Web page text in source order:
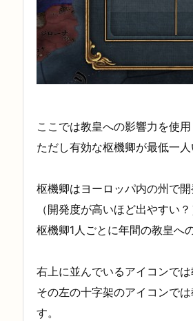
ここでは教皇への影響力を使
ただし有効な枢機卿が最低一
枢機卿はヨーロッパ内の州で
（開発度が高いほど出やすい？
枢機卿1人ごとに年間の教皇へ
右上に並んでいるアイコンで
その左の十字架のアイコンで
す。